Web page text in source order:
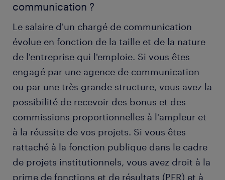
communication ?
Le salaire d'un chargé de communication
évolue en fonction de la taille et de la nature
de l'entreprise qui l'emploie. Si vous êtes
engagé par une agence de communication
ou par une très grande structure, vous avez la
possibilité de recevoir des bonus et des
commissions proportionnelles à l'ampleur et
à la réussite de vos projets. Si vous êtes
rattaché à la fonction publique dans le cadre
de projets institutionnels, vous avez droit à la
prime de fonctions et de résultats (PFR) et à